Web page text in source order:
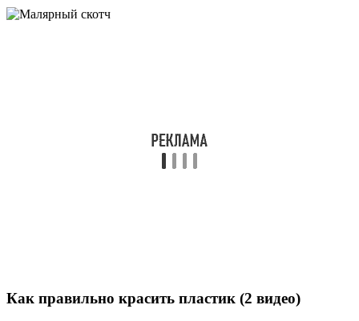
Как правильно красить пластик (2 видео)